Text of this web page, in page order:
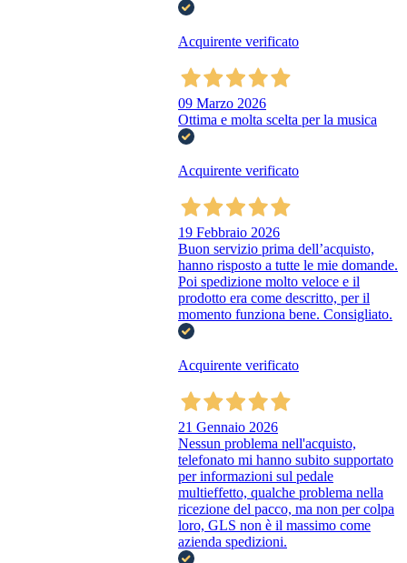
Acquirente verificato
09 Marzo 2026
Ottima e molta scelta per la musica
Acquirente verificato
19 Febbraio 2026
Buon servizio prima dell’acquisto,
hanno risposto a tutte le mie domande.
Poi spedizione molto veloce e il
prodotto era come descritto, per il
momento funziona bene. Consigliato.
Acquirente verificato
21 Gennaio 2026
Nessun problema nell'acquisto,
telefonato mi hanno subito supportato
per informazioni sul pedale
multieffetto, qualche problema nella
ricezione del pacco, ma non per colpa
loro, GLS non è il massimo come
azienda spedizioni.